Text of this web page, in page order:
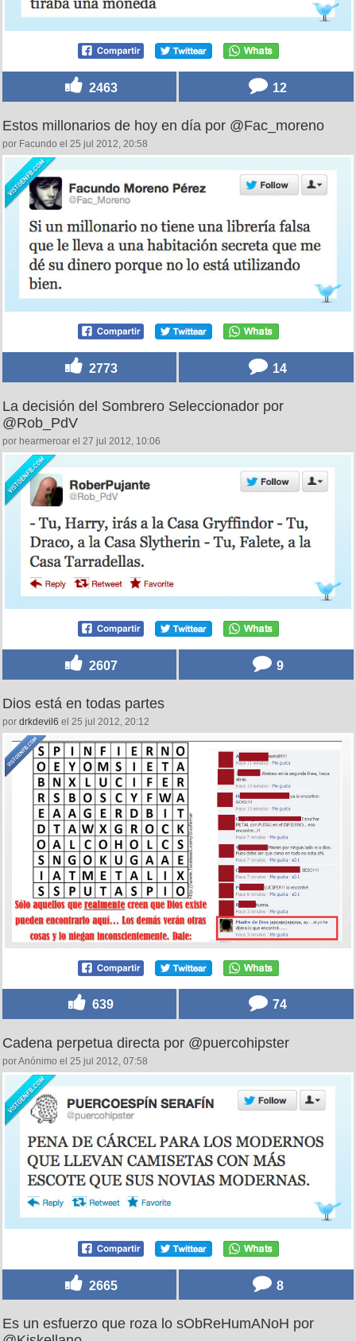
2463 12
Estos millonarios de hoy en día por @Fac_moreno
por Facundo el 25 jul 2012, 20:58
2773 14
La decisión del Sombrero Seleccionador por
@Rob_PdV
por hearmeroar el 27 jul 2012, 10:06
2607 9
Dios está en todas partes
por drkdevil6 el 25 jul 2012, 20:12
639 74
Cadena perpetua directa por @puercohipster
por Anónimo el 25 jul 2012, 07:58
2665 8
Es un esfuerzo que roza lo sObReHumANoH por